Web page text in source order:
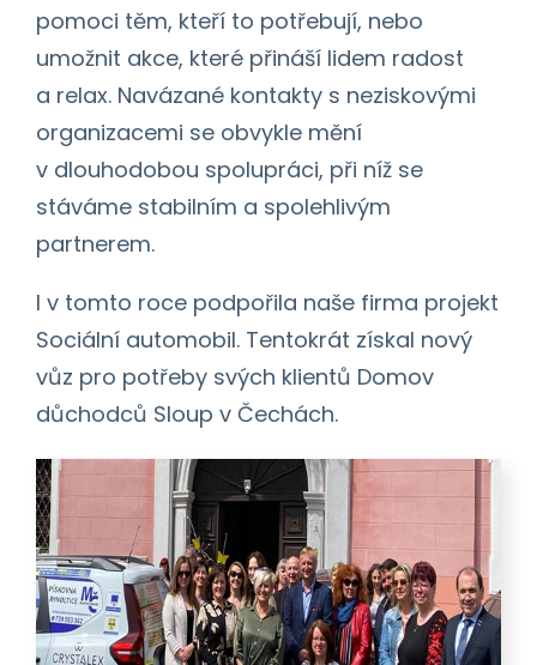
pomoci těm, kteří to potřebují, nebo
umožnit akce, které přináší lidem radost
a relax. Navázané kontakty s neziskovými
organizacemi se obvykle mění
v dlouhodobou spolupráci, při níž se
stáváme stabilním a spolehlivým
partnerem.
I v tomto roce podpořila naše firma projekt
Sociální automobil. Tentokrát získal nový
vůz pro potřeby svých klientů Domov
důchodců Sloup v Čechách.